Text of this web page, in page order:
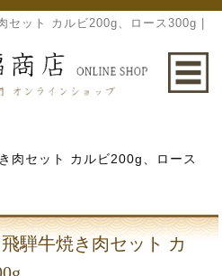
セット カルビ200g、ロース300g |
肉セット カルビ200g、ロース
騨牛焼き肉セット カ